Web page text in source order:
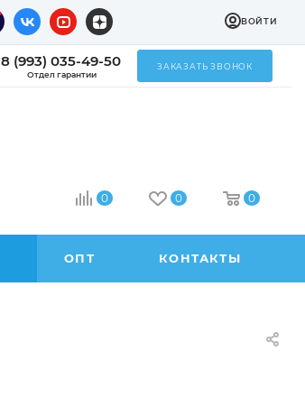
ВОЙТИ
8 (993) 035-49-50
Отдел гарантии
ЗАКАЗАТЬ ЗВОНОК
0 0 0
ОПТ КОНТАКТЫ